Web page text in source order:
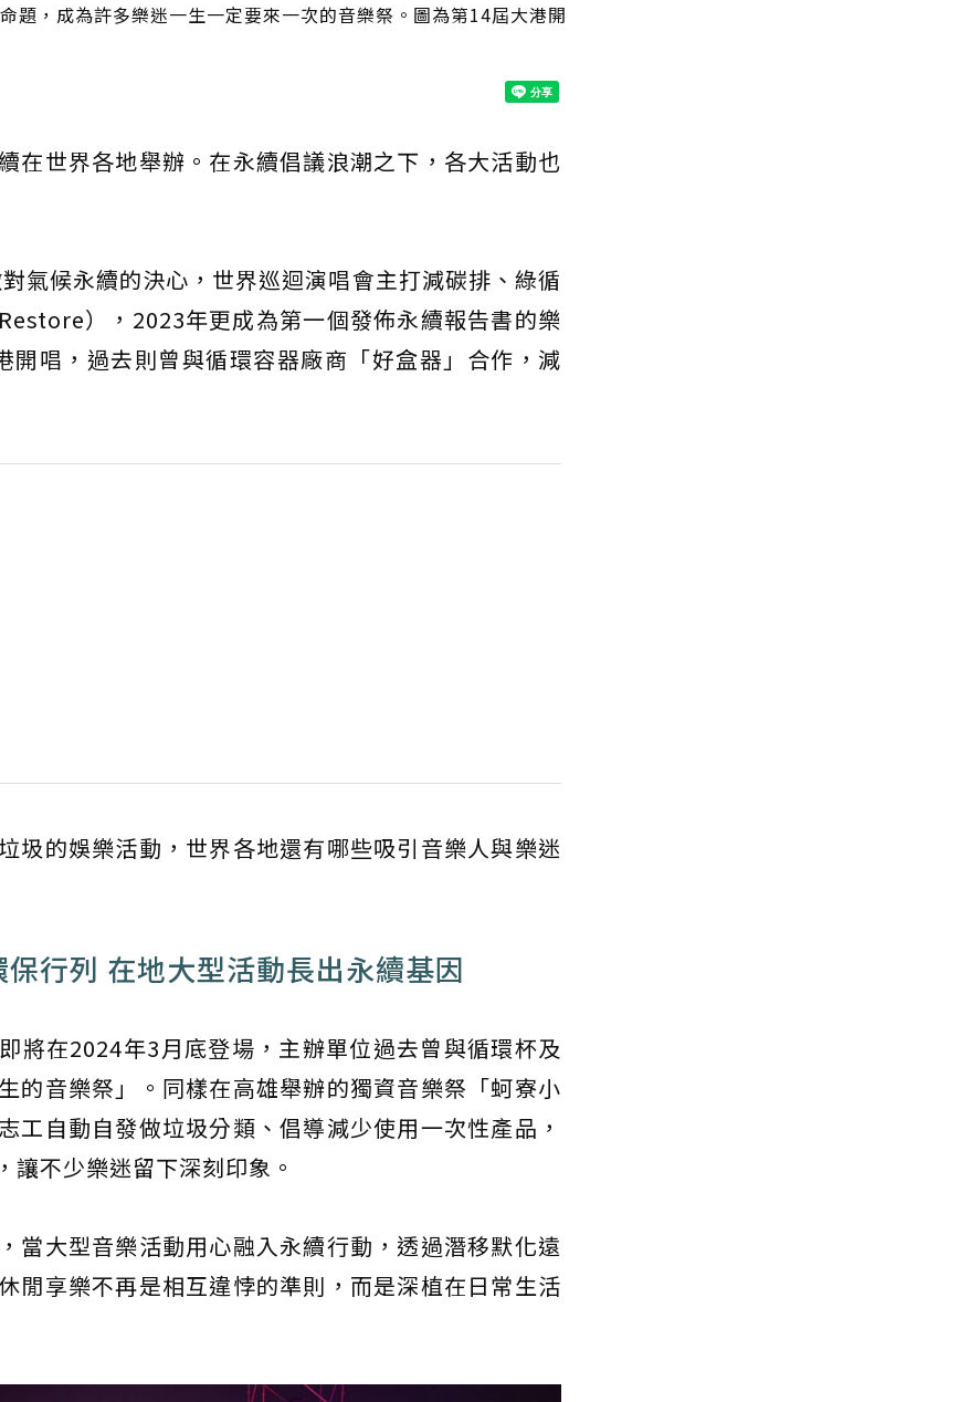
題，成為許多樂迷一生一定要來一次的音樂祭。圖為第14屆大港開
在世界各地舉辦。在永續倡議浪潮之下，各大活動也
氣候永續的決心，世界巡迴演唱會主打減碳排、綠循
），2023年更成為第一個發佈永續報告書的樂
開唱，過去則曾與循環容器廠商「好盒器」合作，減
圾的娛樂活動，世界各地還有哪些吸引音樂人與樂迷
行列 在地大型活動長出永續基因
將在2024年3月底登場，主辦單位過去曾與循環杯及
的音樂祭」。同樣在高雄舉辦的獨資音樂祭「蚵寮小
工自動自發做垃圾分類、倡導減少使用一次性產品，
不少樂迷留下深刻印象。
當大型音樂活動用心融入永續行動，透過潛移默化遠
閒享樂不再是相互違悖的準則，而是深植在日常生活